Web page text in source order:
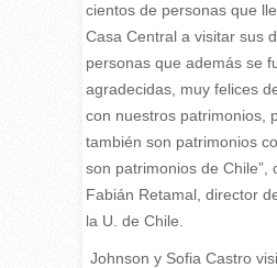
cientos de personas que
Casa Central a visitar sus
personas que además se
agradecidas, muy felices
con nuestros patrimonios,
también son patrimonios
son patrimonios de Chile”,
Fabián Retamal, director
la U. de Chile.
Johnson y Sofia Castro